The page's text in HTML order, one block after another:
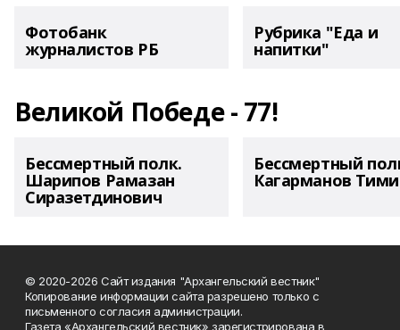
Фотобанк
журналистов РБ
Рубрика "Еда и
напитки"
Великой Победе - 77!
Бессмертный полк.
Шарипов Рамазан
Сиразетдинович
Бессмертный
Кагарманов
© 2020-2026 Сайт издания "Архангельский вестник"
Копирование информации сайта разрешено только с
письменного согласия администрации.
Газета «Архангельский вестник» зарегистрирована в